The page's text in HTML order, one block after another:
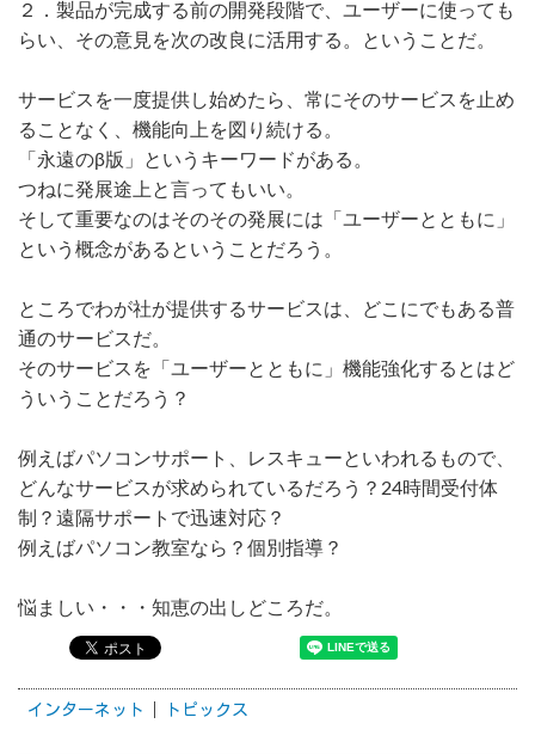
２．製品が完成する前の開発段階で、ユーザーに使っても
らい、その意見を次の改良に活用する。ということだ。
サービスを一度提供し始めたら、常にそのサービスを止め
ることなく、機能向上を図り続ける。
「永遠のβ版」というキーワードがある。
つねに発展途上と言ってもいい。
そして重要なのはそのその発展には「ユーザーとともに」
という概念があるということだろう。
ところでわが社が提供するサービスは、どこにでもある普
通のサービスだ。
そのサービスを「ユーザーとともに」機能強化するとはど
ういうことだろう？
例えばパソコンサポート、レスキューといわれるもので、
どんなサービスが求められているだろう？24時間受付体
制？遠隔サポートで迅速対応？
例えばパソコン教室なら？個別指導？
悩ましい・・・知恵の出しどころだ。
インターネット トピックス